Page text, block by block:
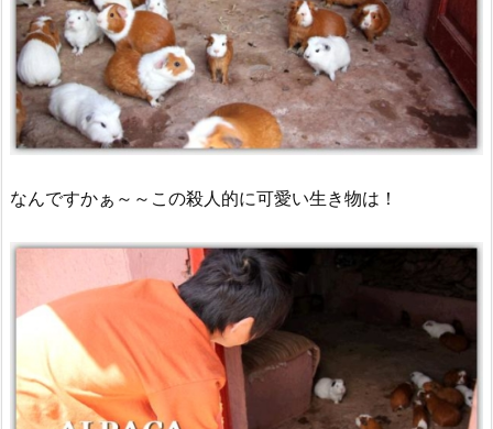
なんですかぁ～～この殺人的に可愛い生き物は！